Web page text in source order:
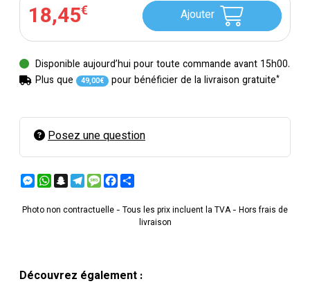
18,45€ Ajouter
Disponible aujourd’hui pour toute commande avant 15h00.
Plus que
49,00€ pour bénéficier de la livraison gratuite*
Posez une question
Messenger
WhatsApp
Snapchat
Telegram
MessageFacebook
Photo non contractuelle - Tous les prix incluent la TVA - Hors frais de
livraison
Découvrez également :